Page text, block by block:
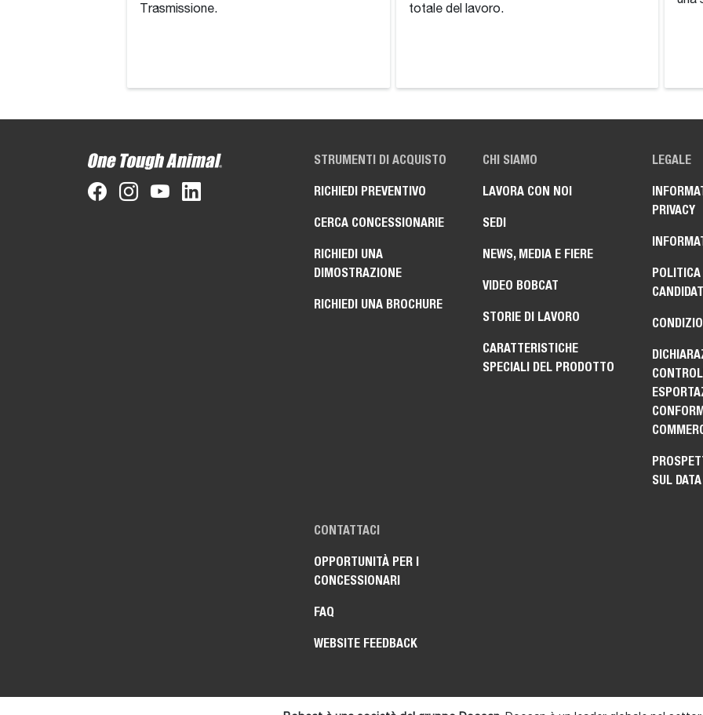
Trasmissione.
totale del lavoro.
STRUMENTI DI ACQUISTO
RICHIEDI PREVENTIVO
CERCA CONCESSIONARIE
RICHIEDI UNA
DIMOSTRAZIONE
RICHIEDI UNA BROCHURE
CHI SIAMO
LAVORA CON NOI
SEDI
NEWS, MEDIA E FIERE
VIDEO BOBCAT
STORIE DI LAVORO
CARATTERISTICHE
SPECIALI DEL PRODOTTO
LEGALE
PRIVACY
SUL
CONTATTACI
OPPORTUNITÀ PER I
CONCESSIONARI
FAQ
WEBSITE FEEDBACK